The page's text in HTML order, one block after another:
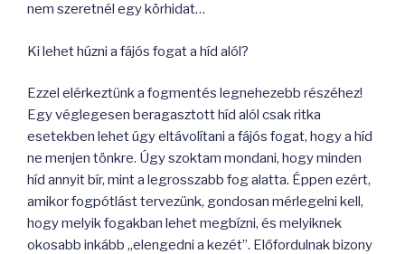
nem szeretnél egy körhidat…
Ki lehet húzni a fájós fogat a híd alól?
Ezzel elérkeztünk a fogmentés legnehezebb részéhez!
Egy véglegesen beragasztott híd alól csak ritka
esetekben lehet úgy eltávolítani a fájós fogat, hogy a híd
ne menjen tönkre. Úgy szoktam mondani, hogy minden
híd annyit bír, mint a legrosszabb fog alatta. Éppen ezért,
amikor fogpótlást tervezünk, gondosan mérlegelni kell,
hogy melyik fogakban lehet megbízni, és melyiknek
okosabb inkább „elengedni a kezét”. Előfordulnak bizony